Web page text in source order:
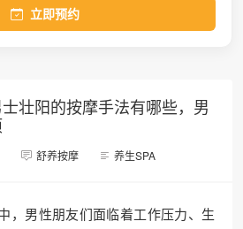
立即预约
壮阳的按摩手法有哪些，男
舒养按摩 养生SPA
，男性朋友们面临着工作压力、生